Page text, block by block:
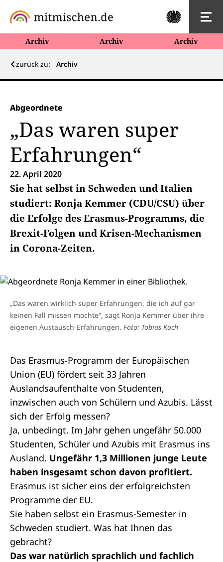
Archiv Archiv Archiv
zurück zu: Archiv
Abgeordnete
„Das waren super
Erfahrungen“
22. April 2020
Sie hat selbst in Schweden und Italien
studiert: Ronja Kemmer (CDU/CSU) über
die Erfolge des Erasmus-Programms, die
Brexit-Folgen und Krisen-Mechanismen
in Corona-Zeiten.
„Das waren wirklich super Erfahrungen, die ich auf gar
keinen Fall missen möchte“, sagt Ronja Kemmer über ihre
eigenen Austausch-Erfahrungen. Foto: Tobias Koch
Das Erasmus-Programm der Europäischen
Union (EU) fördert seit 33 Jahren
Auslandsaufenthalte von Studenten,
inzwischen auch von Schülern und Azubis. Lässt
sich der Erfolg messen?
Ja, unbedingt. Im Jahr gehen ungefähr 50.000
Studenten, Schüler und Azubis mit Erasmus ins
Ausland. Ungefähr 1,3 Millionen junge Leute
haben insgesamt schon davon profitiert.
Erasmus ist sicher eins der erfolgreichsten
Programme der EU.
Sie haben selbst ein Erasmus-Semester in
Schweden studiert. Was hat Ihnen das
gebracht?
Das war natürlich sprachlich und fachlich